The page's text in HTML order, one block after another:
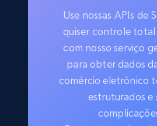
Use nossas APIs de
quiser controle
com nosso serviço
para obter dados
comércio eletrônico
estruturados e